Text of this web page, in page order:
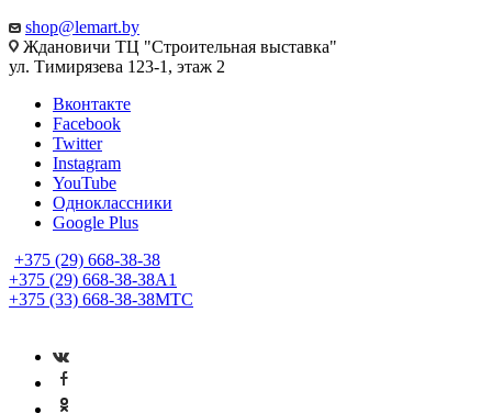
shop@lemart.by
Ждановичи ТЦ "Строительная выставка"
ул. Тимирязева 123-1, этаж 2
Вконтакте
Facebook
Twitter
Instagram
YouTube
Одноклассники
Google Plus
+375 (29) 668-38-38
+375 (29) 668-38-38A1
+375 (33) 668-38-38МТС